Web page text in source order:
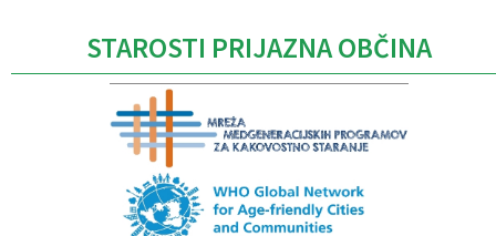
STAROSTI PRIJAZNA OBČINA